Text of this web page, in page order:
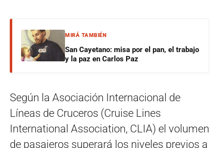
MIRÁ TAMBIÉN
San Cayetano: misa por el pan, el trabajo
y la paz en Carlos Paz
Según la Asociación Internacional de
Líneas de Cruceros (Cruise Lines
International Association, CLIA) el volumen
de pasajeros superará los niveles previos a